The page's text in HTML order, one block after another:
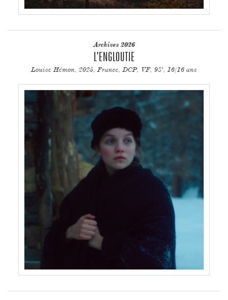
Archives 2026
L'ENGLOUTIE
Louise Hémon, 2025, France, DCP, VF, 98', 16/16 ans